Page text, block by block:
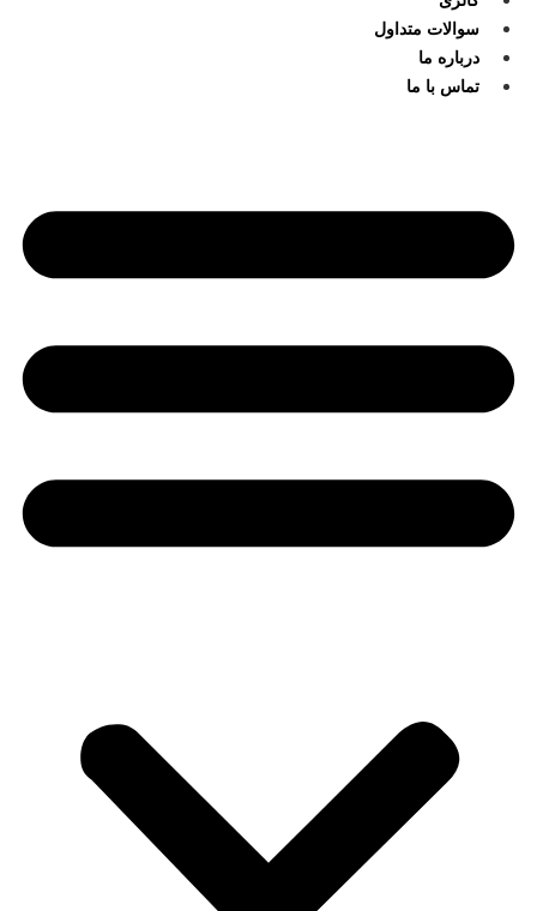
سوالات متداول
درباره ما
تماس با ما